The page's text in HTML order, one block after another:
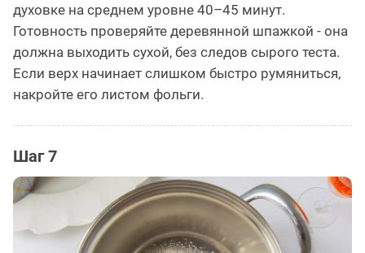
духовке на среднем уровне 40–45 минут.
Готовность проверяйте деревянной шпажкой - она
должна выходить сухой, без следов сырого теста.
Если верх начинает слишком быстро румяниться,
накройте его листом фольги.
Шаг 7